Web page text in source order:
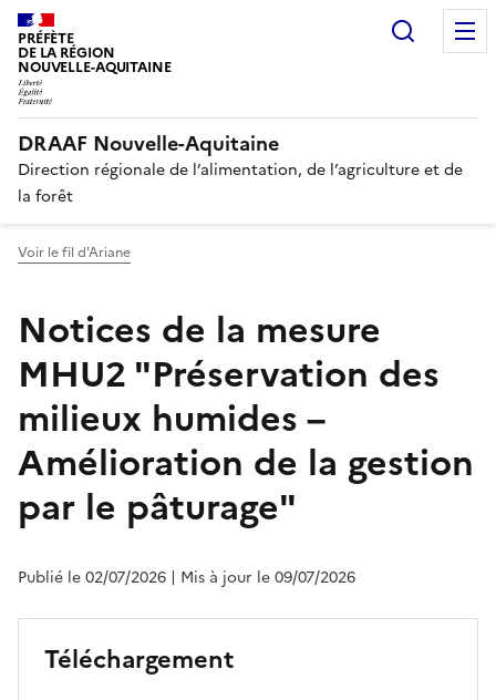
PRÉFÈTE
DE LA RÉGION
NOUVELLE-AQUITAINE
DRAAF Nouvelle-Aquitaine
Direction régionale de l’alimentation, de l’agriculture et de
la forêt
Voir le fil d'Ariane
Notices de la mesure
MHU2 "Préservation des
milieux humides –
Amélioration de la gestion
par le pâturage"
Publié le 02/07/2026 | Mis à jour le 09/07/2026
Téléchargement